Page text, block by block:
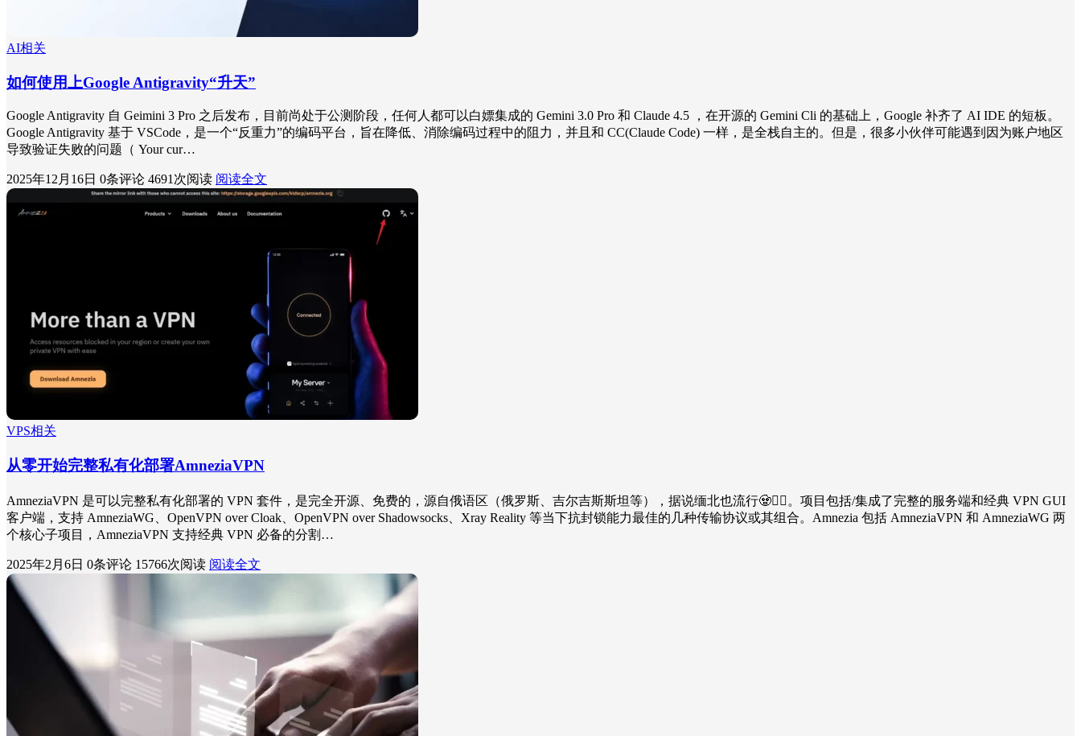
AI相关
如何使用上Google Antigravity“升天”
Google Antigravity 自 Geimini 3 Pro 之后发布，目前尚处于公测阶段，任何人都可以白嫖集成的 Gemini 3.0 Pro 和 Claude 4.5 ，在开源的 Gemini Cli 的基础上，Google 补齐了 AI IDE 的短板。
Google Antigravity 基于 VSCode，是一个“反重力”的编码平台，旨在降低、消除编码过程中的阻力，并且和 CC(Claude Code) 一样，是全栈自主的。但是，很多小伙伴可能遇到因为账户地区
导致验证失败的问题（ Your cur…
2025年12月16日 0条评论 4691次阅读 阅读全文
VPS相关
从零开始完整私有化部署AmneziaVPN
AmneziaVPN 是可以完整私有化部署的 VPN 套件，是完全开源、免费的，源自俄语区（俄罗斯、吉尔吉斯斯坦等），据说缅北也流行🧟🧟‍♀。项目包括/集成了完整的服务端和经典 VPN GUI
客户端，支持 AmneziaWG、OpenVPN over Cloak、OpenVPN over Shadowsocks、Xray Reality 等当下抗封锁能力最佳的几种传输协议或其组合。Amnezia 包括 AmneziaVPN 和 AmneziaWG 两
个核心子项目，AmneziaVPN 支持经典 VPN 必备的分割…
2025年2月6日 0条评论 15766次阅读 阅读全文